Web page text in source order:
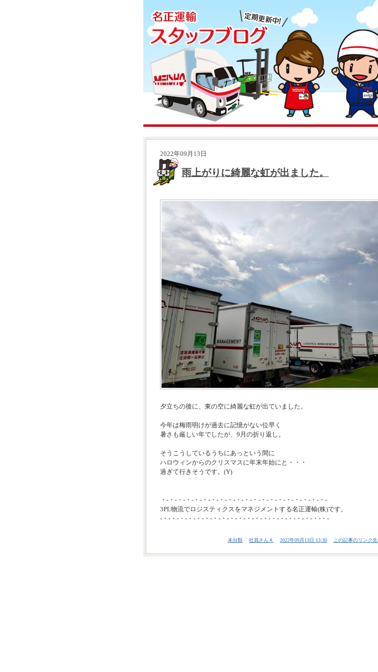
2022年09月13日
雨上がりに綺麗な虹が出ました。
夕立ちの後に、東の空に綺麗な虹が出ていました。
今年は梅雨明けが過去に記憶がない位早く
暑さも厳しい年でしたが、9月の折り返し。
そうこうしているうちにあっという間に
ハロウィンからのクリスマスに年末年始にと・・・
過ぎて行きそうです。(Y)
・-・-・-・-・-・-・-・-・-・-・-・-・-・-・-・-・-・-・-・-
3PL物流でロジスティクスをマネジメントする名正運輸(株)です。
-・-・-・-・-・-・-・-・-・-・-・-・-・-・-・-・-・-・-・-・-
未分類 社員さんＡ 2022年09月13日 13:30 この記事のリンク先